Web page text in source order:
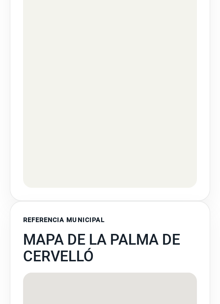
REFERENCIA MUNICIPAL
MAPA DE LA PALMA DE
CERVELLÓ